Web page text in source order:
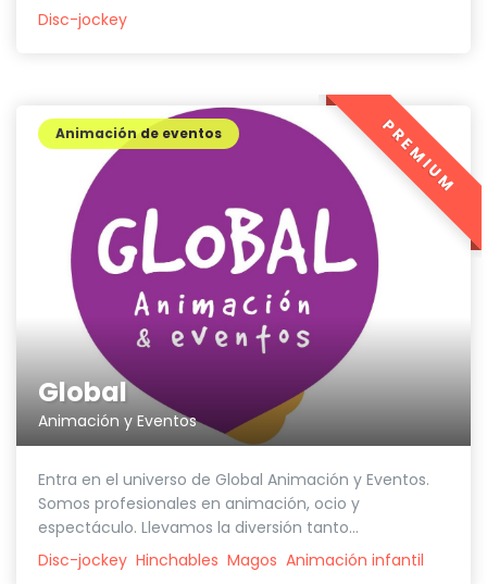
Disc-jockey
Global
Animación y Eventos
Animación de eventos
Entra en el universo de Global Animación y Eventos.
Somos profesionales en animación, ocio y
espectáculo. Llevamos la diversión tanto...
Disc-jockey Hinchables Magos Animación infantil
PREMIUM